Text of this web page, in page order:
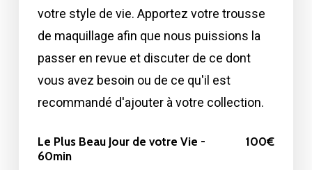
votre style de vie. Apportez votre trousse
de maquillage afin que nous puissions la
passer en revue et discuter de ce dont
vous avez besoin ou de ce qu'il est
recommandé d'ajouter à votre collection.
Le Plus Beau Jour de votre Vie -
60min
100€